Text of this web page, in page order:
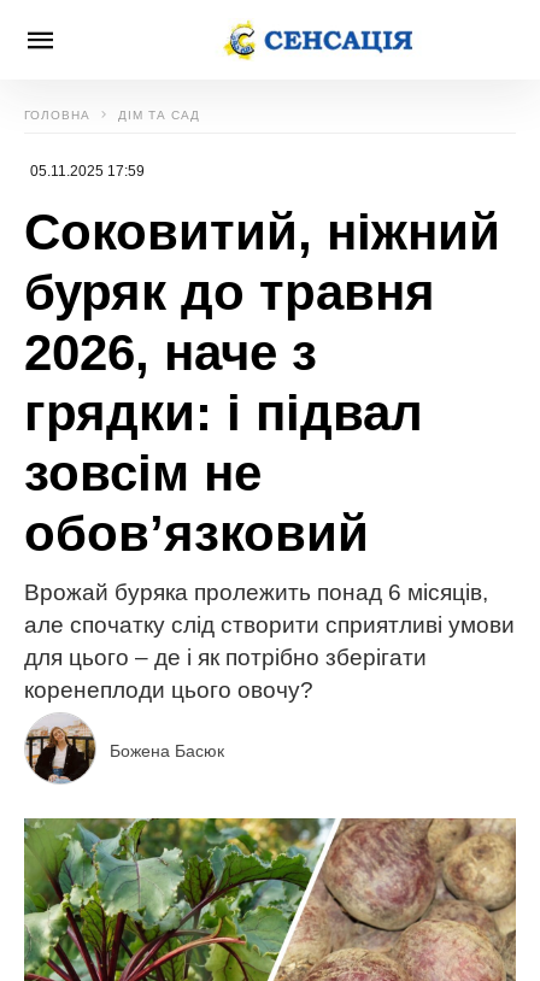
ГОЛОВНА ДІМ ТА САД
05.11.2025 17:59
Соковитий, ніжний
буряк до травня
2026, наче з
грядки: і підвал
зовсім не
обовʼязковий
Врожай буряка пролежить понад 6 місяців,
але спочатку слід створити сприятливі умови
для цього – де і як потрібно зберігати
коренеплоди цього овочу?
Божена Басюк